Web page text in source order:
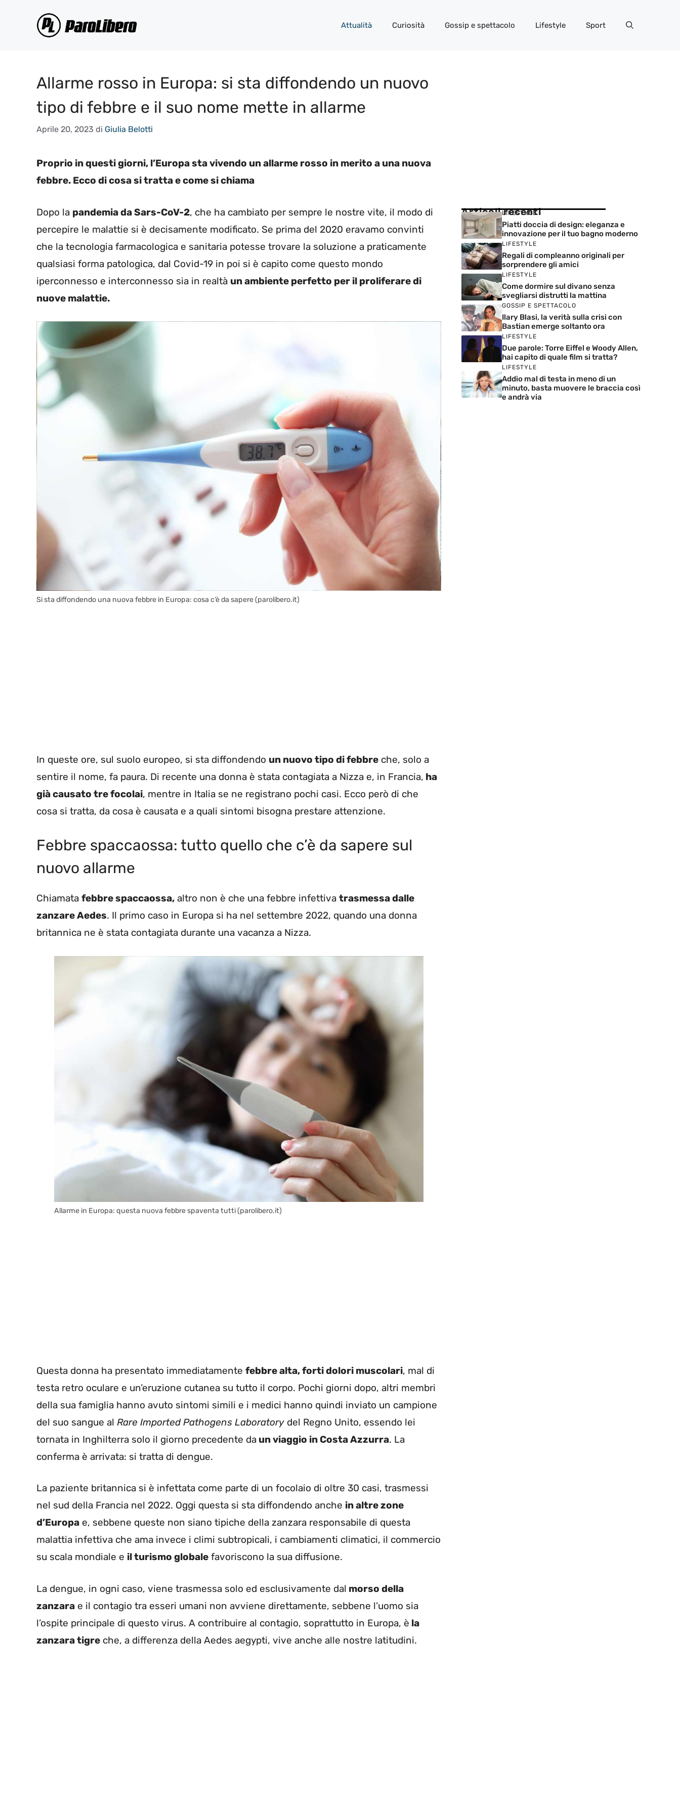
Attualità Curiosità Gossip e spettacolo Lifestyle Sport
Allarme rosso in Europa: si sta diffondendo un nuovo
tipo di febbre e il suo nome mette in allarme
Aprile 20, 2023 di Giulia Belotti
Proprio in questi giorni, l’Europa sta vivendo un allarme rosso in merito a una nuova
febbre. Ecco di cosa si tratta e come si chiama
Dopo la pandemia da Sars-CoV-2, che ha cambiato per sempre le nostre vite, il modo di
percepire le malattie si è decisamente modificato. Se prima del 2020 eravamo convinti
che la tecnologia farmacologica e sanitaria potesse trovare la soluzione a praticamente
qualsiasi forma patologica, dal Covid-19 in poi si è capito come questo mondo
iperconnesso e interconnesso sia in realtà un ambiente perfetto per il proliferare di
nuove malattie.
Si sta diffondendo una nuova febbre in Europa: cosa c’è da sapere (parolibero.it)
In queste ore, sul suolo europeo, si sta diffondendo un nuovo tipo di febbre che, solo a
sentire il nome, fa paura. Di recente una donna è stata contagiata a Nizza e, in Francia, ha
già causato tre focolai, mentre in Italia se ne registrano pochi casi. Ecco però di che
cosa si tratta, da cosa è causata e a quali sintomi bisogna prestare attenzione.
Febbre spaccaossa: tutto quello che c’è da sapere sul
nuovo allarme
Chiamata febbre spaccaossa, altro non è che una febbre infettiva trasmessa dalle
zanzare Aedes. Il primo caso in Europa si ha nel settembre 2022, quando una donna
britannica ne è stata contagiata durante una vacanza a Nizza.
Allarme in Europa: questa nuova febbre spaventa tutti (parolibero.it)
Questa donna ha presentato immediatamente febbre alta, forti dolori muscolari, mal di
testa retro oculare e un’eruzione cutanea su tutto il corpo. Pochi giorni dopo, altri membri
della sua famiglia hanno avuto sintomi simili e i medici hanno quindi inviato un campione
del suo sangue al Rare Imported Pathogens Laboratory del Regno Unito, essendo lei
tornata in Inghilterra solo il giorno precedente da un viaggio in Costa Azzurra. La
conferma è arrivata: si tratta di dengue.
La paziente britannica si è infettata come parte di un focolaio di oltre 30 casi, trasmessi
nel sud della Francia nel 2022. Oggi questa si sta diffondendo anche in altre zone
d’Europa e, sebbene queste non siano tipiche della zanzara responsabile di questa
malattia infettiva che ama invece i climi subtropicali, i cambiamenti climatici, il commercio
su scala mondiale e il turismo globale favoriscono la sua diffusione.
La dengue, in ogni caso, viene trasmessa solo ed esclusivamente dal morso della
zanzara e il contagio tra esseri umani non avviene direttamente, sebbene l’uomo sia
l’ospite principale di questo virus. A contribuire al contagio, soprattutto in Europa, è la
zanzara tigre che, a differenza della Aedes aegypti, vive anche alle nostre latitudini.
Articoli recenti
LIFESTYLE
Piatti doccia di design: eleganza e
innovazione per il tuo bagno moderno
LIFESTYLE
Regali di compleanno originali per
sorprendere gli amici
LIFESTYLE
Come dormire sul divano senza
svegliarsi distrutti la mattina
GOSSIP E SPETTACOLO
Ilary Blasi, la verità sulla crisi con
Bastian emerge soltanto ora
LIFESTYLE
Due parole: Torre Eiffel e Woody Allen,
hai capito di quale film si tratta?
LIFESTYLE
Addio mal di testa in meno di un
minuto, basta muovere le braccia così
e andrà via